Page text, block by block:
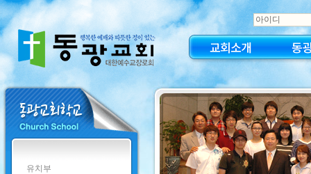
교회소개 동
유치부